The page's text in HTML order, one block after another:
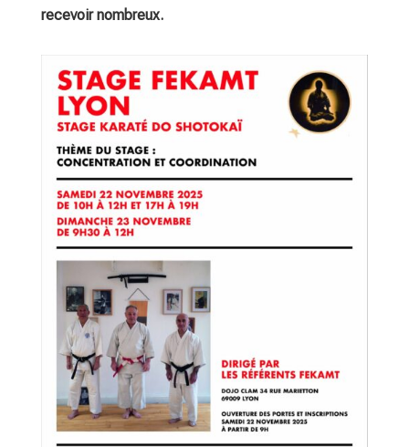
recevoir nombreux.